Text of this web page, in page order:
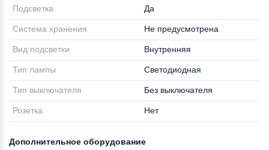
Подсветка Да
Система хранения Не предусмотрена
Вид подсветки Внутренняя
Тип лампы Светодиодная
Тип выключателя Без выключателя
Розетка Нет
Дополнительное оборудование